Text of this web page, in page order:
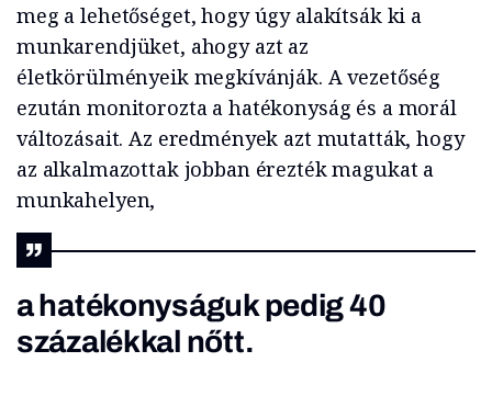
meg a lehetőséget, hogy úgy alakítsák ki a
munkarendjüket, ahogy azt az
életkörülményeik megkívánják. A vezetőség
ezután monitorozta a hatékonyság és a morál
változásait. Az eredmények azt mutatták, hogy
az alkalmazottak jobban érezték magukat a
munkahelyen,
a hatékonyságuk pedig 40
százalékkal nőtt.